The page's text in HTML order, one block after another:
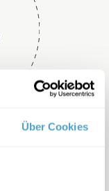
Über Cookies